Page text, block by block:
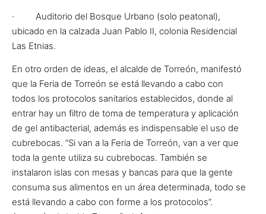
· Auditorio del Bosque Urbano (solo peatonal),
ubicado en la calzada Juan Pablo II, colonia Residencial
Las Etnias.
En otro orden de ideas, el alcalde de Torreón, manifestó
que la Feria de Torreón se está llevando a cabo con
todos los protocolos sanitarios establecidos, donde al
entrar hay un filtro de toma de temperatura y aplicación
de gel antibacterial, además es indispensable el uso de
cubrebocas. ”Si van a la Feria de Torreón, van a ver que
toda la gente utiliza su cubrebocas. También se
instalaron islas con mesas y bancas para que la gente
consuma sus alimentos en un área determinada, todo se
está llevando a cabo con forme a los protocolos”.